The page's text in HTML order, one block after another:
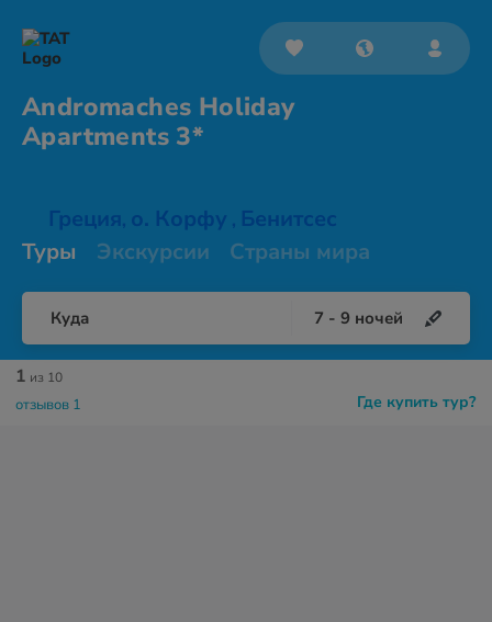
Andromaches Holiday
Apartments 3*
Греция, о. Корфу , Бенитсес
Туры
Экскурсии Страны мира
Куда 7 - 9 ночей
Где купить тур?
1 из 10
отзывов 1